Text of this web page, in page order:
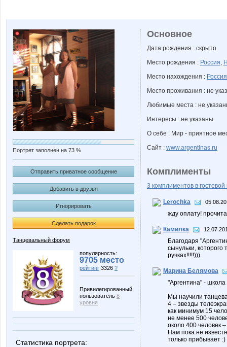
Портрет заполнен на 73 %
Отправить приватное сообщение
Добавить в друзья
Игнорировать
Сделать подарок
Танцевальный форум
популярность:
9705 место
рейтинг 3326 ?
Привилегированный
пользователь 8
уровня
Статистика портрета:
Основное
Дата рождения : скрыто
Место рождения : Россия,
Место нахождения : Россия
Место проживания : не
Любимые места : не
Интересы : не указаны
О себе : Мир - приятное
Сайт : www.argentinas.ru
Комплименты
3 комплиментов в гостевой
Lerochka
жду оплату!
Камилка
Благодаря
сынульки,
ручках!!!!!)))
Марина Белямова
"Аргентина" -
Мы научили
4 – звезды
как минимум 15
не менее 500
около 400 человек
Нам пока не
только прибывает :)